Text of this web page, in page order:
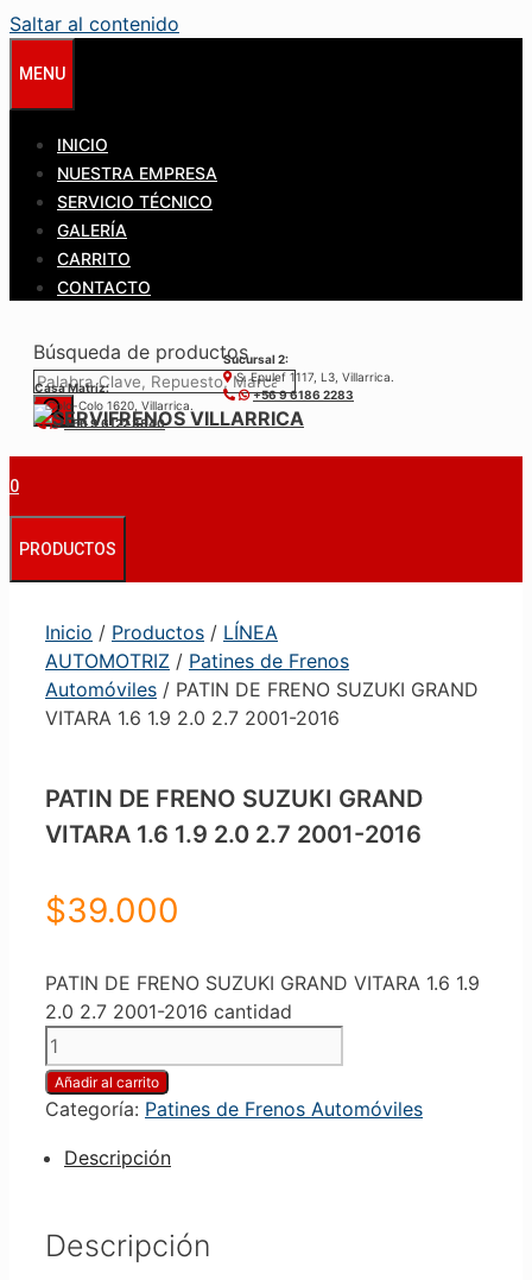
Saltar al contenido
MENU
INICIO
NUESTRA EMPRESA
SERVICIO TÉCNICO
GALERÍA
CARRITO
CONTACTO
Búsqueda de productos
Casa Matríz:
Colo-Colo 1620, Villarrica.
+56 9 6122 3840
Sucursal 2:
S. Epulef 1117, L3, Villarrica.
+56 9 6186 2283
0
PRODUCTOS
Inicio / Productos / LÍNEA
AUTOMOTRIZ / Patines de Frenos
Automóviles / PATIN DE FRENO SUZUKI GRAND
VITARA 1.6 1.9 2.0 2.7 2001-2016
PATIN DE FRENO SUZUKI GRAND
VITARA 1.6 1.9 2.0 2.7 2001-2016
$39.000
PATIN DE FRENO SUZUKI GRAND VITARA 1.6 1.9
2.0 2.7 2001-2016 cantidad
Añadir al carrito
Categoría: Patines de Frenos Automóviles
Descripción
Descripción